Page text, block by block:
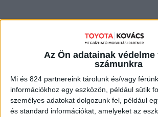
Az Ön adatainak
számunkra
Mi és 824 partnereink tárolunk és/vagy
információkhoz egy eszközön, például sütik
személyes adatokat dolgozunk fel, például
és standard információkat, amelyeket az
reakciókat, kiváló kezelhetőséget
új Camry vezetésével felfedezheti a
Tapasztalja meg az erőteljes,
mellett.